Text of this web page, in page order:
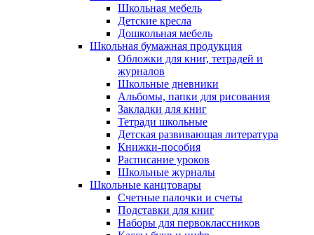
Школьная мебель
Детские кресла
Дошкольная мебель
Школьная бумажная продукция
Обложки для книг, тетрадей и
журналов
Школьные дневники
Альбомы, папки для рисования
Закладки для книг
Тетради школьные
Детская развивающая литература
Книжки-пособия
Расписание уроков
Школьные журналы
Школьные канцтовары
Счетные палочки и счеты
Подставки для книг
Наборы для первоклассников